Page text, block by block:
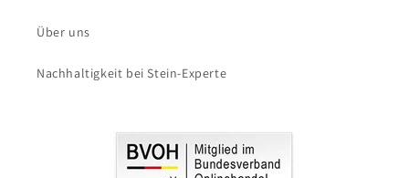
Über uns
Nachhaltigkeit bei Stein-Experte